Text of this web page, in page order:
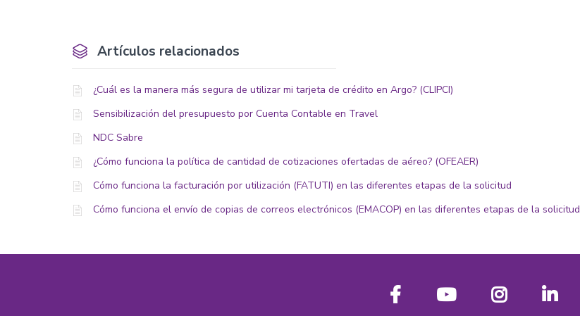
Artículos relacionados
¿Cuál es la manera más segura de utilizar mi tarjeta de crédito en Argo? (CLIPCI)
Sensibilización del presupuesto por Cuenta Contable en Travel
NDC Sabre
¿Cómo funciona la política de cantidad de cotizaciones ofertadas de aéreo? (OFEAER)
Cómo funciona la facturación por utilización (FATUTI) en las diferentes etapas de la solicitud
Cómo funciona el envío de copias de correos electrónicos (EMACOP) en las diferentes etapas de la solicitud